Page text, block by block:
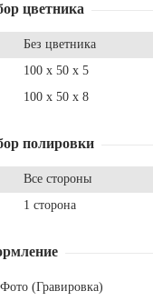
цветника
Без цветника
100 x 50 x 5
100 x 50 x 8
полировки
Все стороны
1 сторона
Фото (Гравировка)